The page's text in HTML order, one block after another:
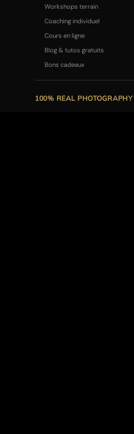
Workshops terrain
Coaching individuel
Cours en ligne
Blog & tutos gratuits
Bons cadeaux
100% REAL